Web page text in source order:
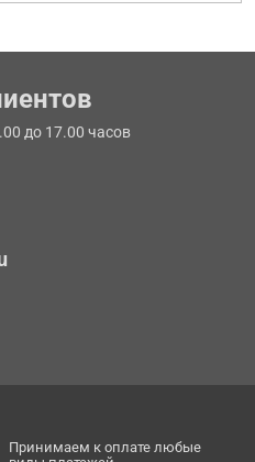
до 17.00 часов
Принимаем к оплате любые